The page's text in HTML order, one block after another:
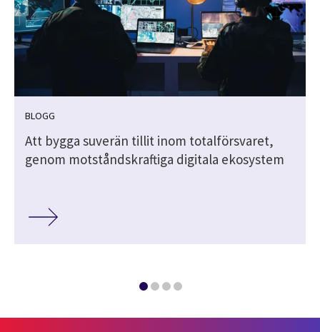
BLOGG
Att bygga suverän tillit inom totalförsvaret,
genom motståndskraftiga digitala ekosystem